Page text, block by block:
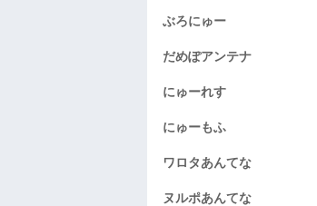
ぶろにゅー
だめぽアンテナ
にゅーれす
にゅーもふ
ワロタあんてな
ヌルポあんてな